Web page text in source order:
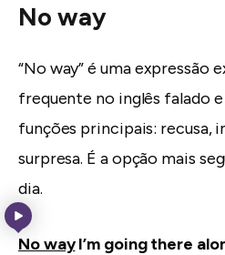
No way
“No way” é uma expressão
frequente no inglês falado
funções principais: recusa,
surpresa. É a opção mais
dia.
No wayI’m going there